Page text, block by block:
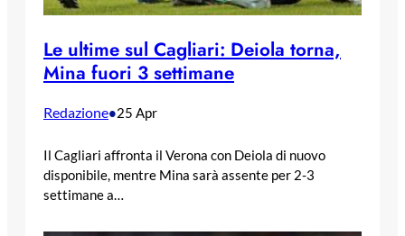
Le ultime sul Cagliari: Deiola torna,
Mina fuori 3 settimane
Redazione•25 Apr
Il Cagliari affronta il Verona con Deiola di nuovo
disponibile, mentre Mina sarà assente per 2-3
settimane a…